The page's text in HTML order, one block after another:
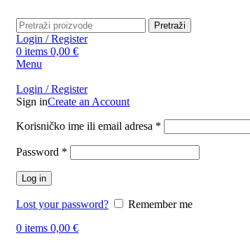
Pretraži
Login / Register
0 items 0,00 €
Menu
Login / Register
Sign inCreate an Account
Korisničko ime ili email adresa *
Password *
Log in
Lost your password?
Remember me
0 items 0,00 €